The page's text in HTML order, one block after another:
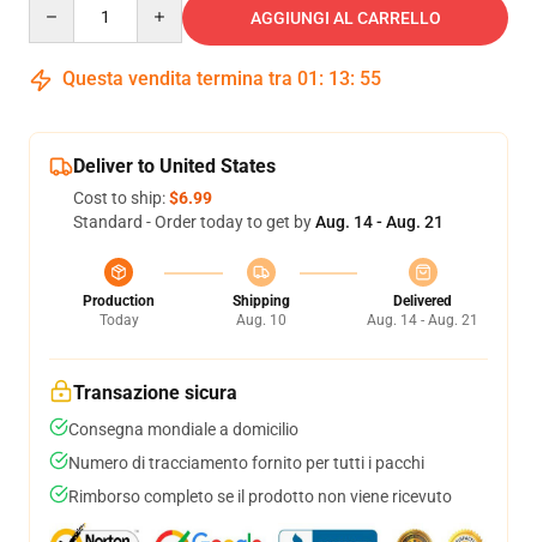
AGGIUNGI AL CARRELLO
Questa vendita termina tra 01 : 13: 54
Deliver to United States
Cost to ship:$6.99
Standard - Order today to get byAug. 14 - Aug. 21
Production
Today
Shipping
Aug. 10
Delivered
Aug. 14 - Aug. 21
Transazione sicura
Consegna mondiale a domicilio
Numero di tracciamento fornito per tutti i pacchi
Rimborso completo se il prodotto non viene ricevuto